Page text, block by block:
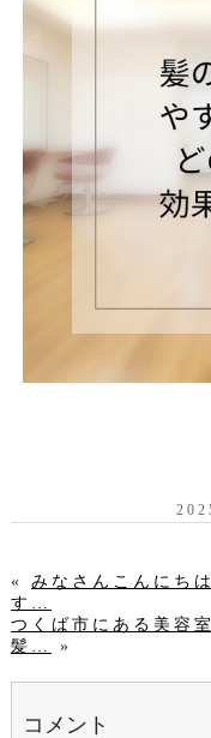
« みなさんこんにち
す…
つくば市にある美容
髪…
»
コメント